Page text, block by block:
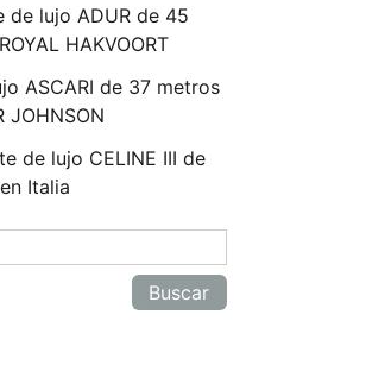
de lujo ADUR de 45
HAKVOORT
ASCARI de 37 metros
JOHNSON
de lujo CELINE III de
Italia